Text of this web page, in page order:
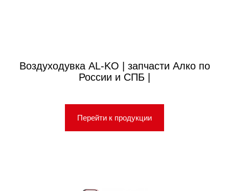
Воздуходувка AL-KO | запчасти Алко по
России и СПБ |
Перейти к продукции